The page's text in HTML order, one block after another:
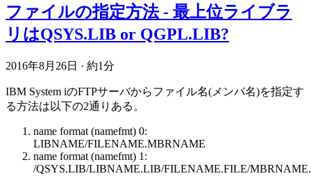
ファイルの指定方法 - 最上位ライブラ
リはQSYS.LIB or QGPL.LIB?
2016年8月26日 · 約1分
IBM System iのFTPサーバからファイル名(メンバ名)を指定す
る方法は以下の2通りある。
name format (namefmt) 0:
LIBNAME/FILENAME.MBRNAME
name format (namefmt) 1:
/QSYS.LIB/LIBNAME.LIB/FILENAME.FILE/